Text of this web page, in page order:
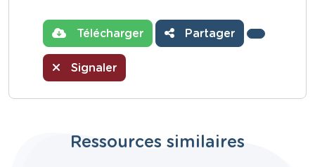
Télécharger Partager
Signaler
Ressources similaires